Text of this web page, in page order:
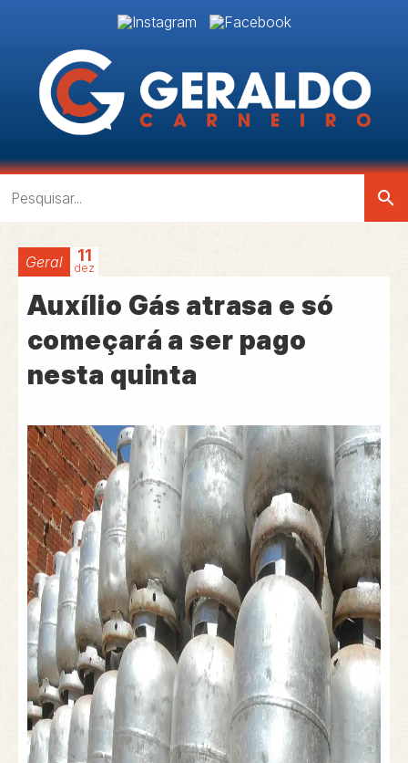
search
Geral 11
dez
Auxílio Gás atrasa e só
começará a ser pago
nesta quinta